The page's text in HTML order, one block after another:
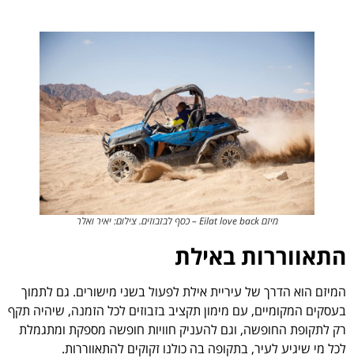
מיזם Eilat love back – כסף לבזבוזים. צילום: יאיר ואלר
התאווררות באילת
המיזם הוא הדרך של עיריית אילת לפעול בשני מישורים. גם לתמוך
בעסקים המקומיים, עם מימון תקציב בזבוזים לכל הזמנה, שיהיה תקף
רק לתקופת החופשה, וגם להעניק חוויות חופשה מספקת ומתגמלת
לכל מי שיגיע לעיר, בתקופה בה כולנו זקוקים להתאווררות.